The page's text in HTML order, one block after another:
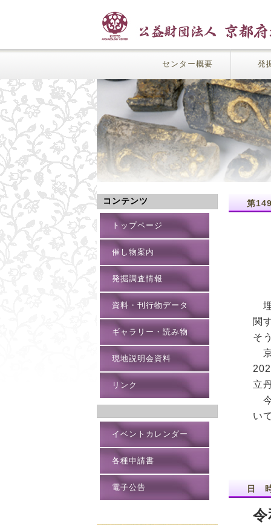
センター概要 発
第
埋
関
そ
京
立
今
い
日
令
コンテンツ
トップページ
催し物案内
発掘調査情報
資料・刊行物データ
ギャラリー・読み物
現地説明会資料
リンク
イベントカレンダー
各種申請書
電子公告